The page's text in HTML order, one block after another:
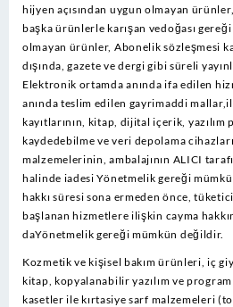
hijyen açısından uygun olmayan
başka ürünlerle karışan vedoğası gereği
olmayan ürünler, Abonelik sözleşmesi
dışında, gazete ve dergi gibi süreli
Elektronik ortamda anında ifa edilen
anında teslim edilen gayrimaddi
kayıtlarının, kitap, dijital içerik, yazılım
kaydedebilme ve veri depolama
malzemelerinin, ambalajının ALICI
halinde iadesi Yönetmelik gereği
hakkı süresi sona ermeden önce,
başlanan hizmetlere ilişkin cayma
daYönetmelik gereği mümkün değildir.
Kozmetik ve kişisel bakım ürünleri, iç
kitap, kopyalanabilir yazılım ve
kasetler ile kırtasiye sarf malzemeleri